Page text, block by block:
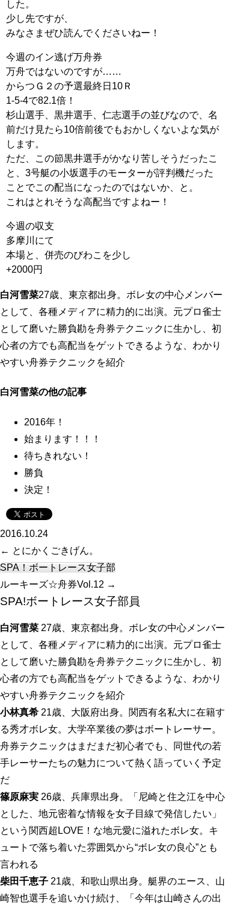
した。
少し先ですが、
みなさまぜひ読んでくださいねー！
今週のイン逃げ万舟券
万舟ではないのですが……
からつＧ２の予選最終日10Ｒ
1-5-4で82.1倍！
杉山選手、黒井選手、仁志選手の並びなので、名
前だけ見たら10倍前後でもおかしくないよな気が
します。
ただ、この節黒井選手がかなり苦しそうだったこ
と、3号艇の小坂選手のモーターが評判機だった
ことでこの配当になったのではないか、と。
これはとれそうな高配当ですよねー！
今週の収支
多摩川にて
本場と、併売のびわこを少し
+2000円
白河雪菜27歳、東京都出身。ボレ女の中心メンバー
として、各種メディアに精力的に出演。元プロ雀士
として磨いた勝負勘を舟券テクニックに生かし、初
心者の方でも高配当をゲットできるような、わかり
やすい舟券テクニックを紹介
白河雪菜の他の記事
2016年！
始まります！！！
待ちきれない！
勝負
決定！
2016.10.24
← とにかくごきげん。
SPA！ボートレース女子部
ルーキーズ☆舟券Vol.12 →
SPA!ボートレース女子部員
白河雪菜 27歳、東京都出身。ボレ女の中心メンバー
として、各種メディアに精力的に出演。元プロ雀士
として磨いた勝負勘を舟券テクニックに生かし、初
心者の方でも高配当をゲットできるような、わかり
やすい舟券テクニックを紹介
小林真希 21歳、大阪府出身。関西有名私大に在籍す
る秀才ボレ女。大学卒業後の夢はボートレーサー。
舟券テクニックはまだまだ初心者でも、同世代の若
手レーサーたちの魅力について熱く語っていく予定
だ
篠原麻実 26歳、兵庫県出身。「尼崎と住之江を中心
とした、地元密着な情報を女子目線で発信したい」
という関西超LOVE！な地元愛に溢れたボレ女。キ
ュートで落ち着いた雰囲気から“ボレ女の良心”とも
言われる
柴田千恵子 21歳、和歌山県出身。艇界のエース、山
崎智也選手を追いかけ続け、「今年は山崎さんの出